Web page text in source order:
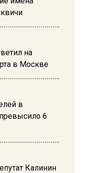
на
в Москве
в
6
Калинин